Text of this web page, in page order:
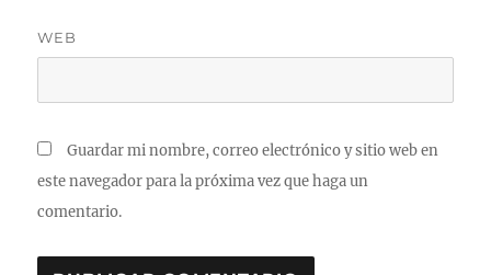
WEB
Guardar mi nombre, correo electrónico y sitio web en
este navegador para la próxima vez que haga un
comentario.